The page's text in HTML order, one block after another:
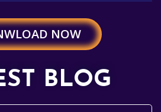
NOW
BLOG